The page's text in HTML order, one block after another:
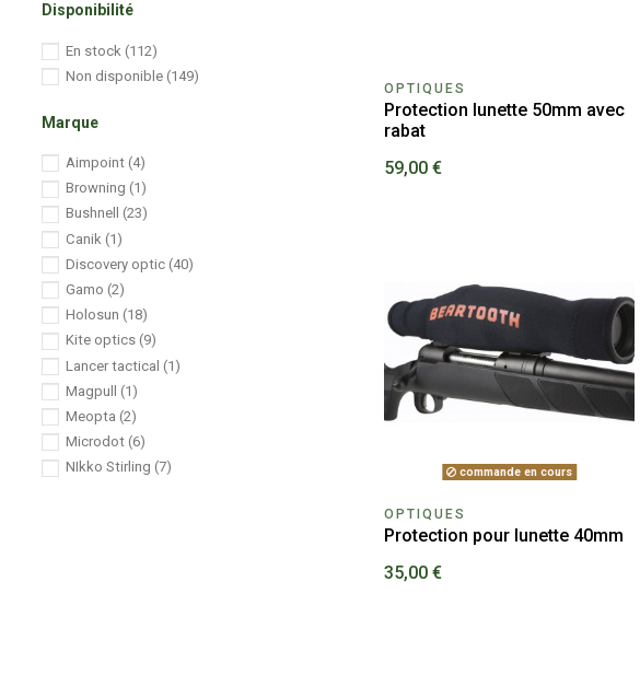
OPTIQUES
Protection lunette 50mm avec
rabat
59,00 €
commande en cours
OPTIQUES
Protection pour lunette 40mm
35,00 €
Disponibilité
En stock(112)
Non disponible(149)
Marque
Aimpoint(4)
Browning(1)
Bushnell(23)
Canik(1)
Discovery optic(40)
Gamo(2)
Holosun(18)
Kite optics(9)
Lancer tactical(1)
Magpull(1)
Meopta(2)
Microdot(6)
NIkko Stirling(7)